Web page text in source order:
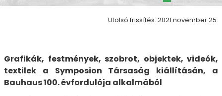
Utolsó frissítés: 2021 november 25.
Grafikák, festmények, szobrot, objektek, videók,
textilek a Symposion Társaság kiállításán, a
Bauhaus 100. évfordulója alkalmából